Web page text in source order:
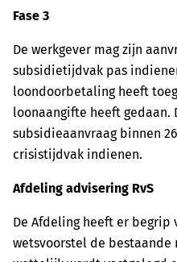
Fase 3
De werkgever mag zijn
subsidietijdvak pas
loondoorbetaling heeft
loonaangifte heeft gedaan.
subsidieaanvraag binnen
crisistijdvak indienen.
Afdeling advisering RvS
De Afdeling heeft er begrip
wetsvoorstel de